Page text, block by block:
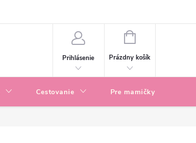
Prihlásenie
NÁKUPNÝ
Prázdny košík
Cestovanie Pre mamičky